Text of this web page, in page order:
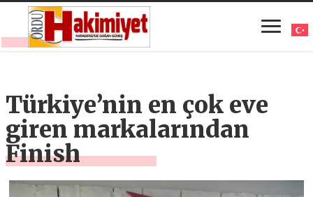
Türkiye’nin en çok eve
giren markalarından
Finish